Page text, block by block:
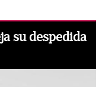
su despedida